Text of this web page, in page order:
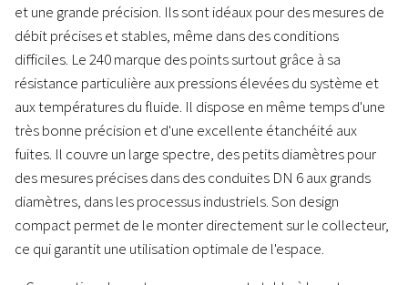
et une grande précision. Ils sont idéaux pour des mesures de
débit précises et stables, même dans des conditions
difficiles. Le 240 marque des points surtout grâce à sa
résistance particulière aux pressions élevées du système et
aux températures du fluide. Il dispose en même temps d'une
très bonne précision et d'une excellente étanchéité aux
fuites. Il couvre un large spectre, des petits diamètres pour
des mesures précises dans des conduites DN 6 aux grands
diamètres, dans les processus industriels. Son design
compact permet de le monter directement sur le collecteur,
ce qui garantit une utilisation optimale de l'espace.